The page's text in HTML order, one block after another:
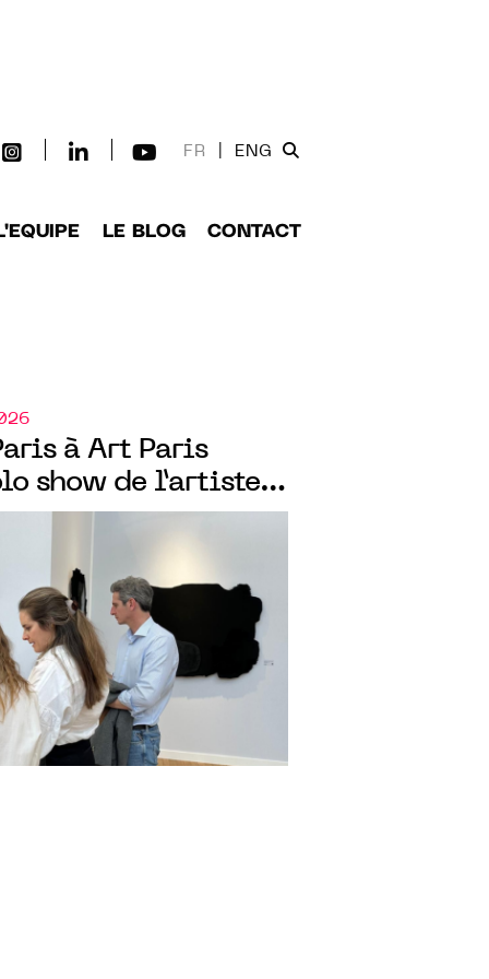
FR ENG
LE BLOG CONTACT
à Art Paris
show de l’artiste
Kannappan